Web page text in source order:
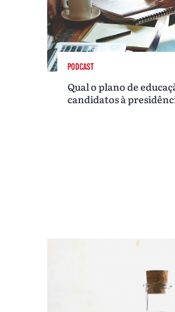
PODCAST
Qual o plano de
candidatos à